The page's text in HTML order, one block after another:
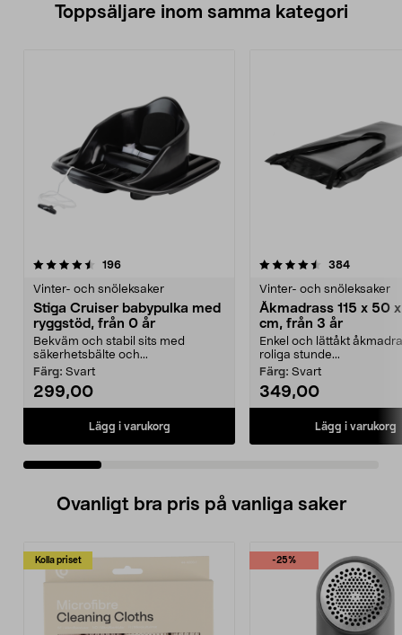
Toppsäljare inom samma kategori
196recensioner
Vinter- och snöleksaker
Stiga Cruiser babypulka med
ryggstöd, från 0 år
Bekväm och stabil sits med
säkerhetsbälte och...
Färg: Svart
299,00
Lägg i varukorg
4.5 av 5 stjärnor 384
Vinter- och snöleksaker
Åkmadrass 115 x 50
cm, från 3 år
Enkel och lättåkt
roliga stunde...
Färg: Svart
349,00
Lägg i varukorg
4.5 av 5 stjärnor
Ovanligt bra pris på vanliga saker
Kolla priset -25%